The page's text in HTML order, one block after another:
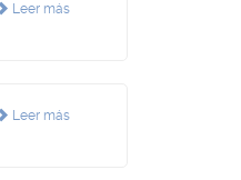
Leer más
Leer más